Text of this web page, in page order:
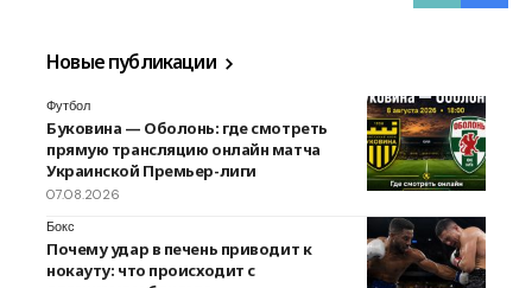
Новые публикации
Футбол
Буковина — Оболонь: где смотреть
прямую трансляцию онлайн матча
Украинской Премьер-лиги
07.08.2026
Бокс
Почему удар в печень приводит к
нокауту: что происходит с